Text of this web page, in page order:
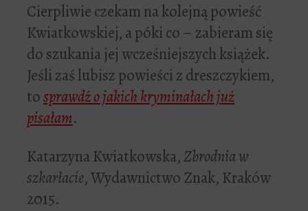
Cierpliwie czekam na kolejną powieść
Kwiatkowskiej, a póki co – zabieram się
do szukania jej wcześniejszych książek.
Jeśli zaś lubisz powieści z dreszczykiem,
tosprawdź o jakich kryminałach już
pisałam.
Katarzyna Kwiatkowska,Zbrodnia w
szkarłacie, Wydawnictwo Znak, Kraków
2015.